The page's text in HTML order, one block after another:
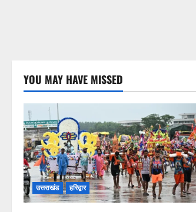
YOU MAY HAVE MISSED
उत्तराखंड हरिद्वार